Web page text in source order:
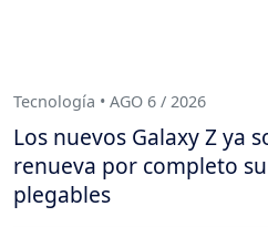
Tecnología • AGO 6 / 2026
Los nuevos Galaxy Z ya
renueva por completo
plegables